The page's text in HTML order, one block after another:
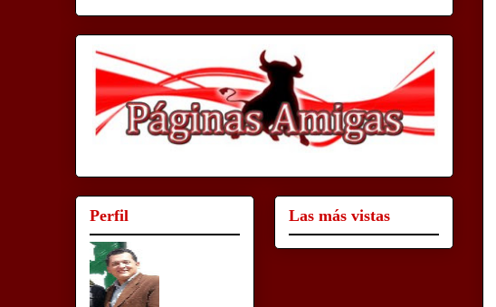
Perfil Las más vistas